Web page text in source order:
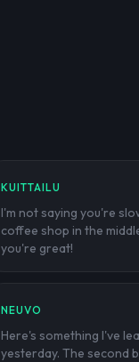
KUITTAILU
I'm not saying you're
coffee shop in the
you're great!
NEUVO
Here's something I've
yesterday. The second